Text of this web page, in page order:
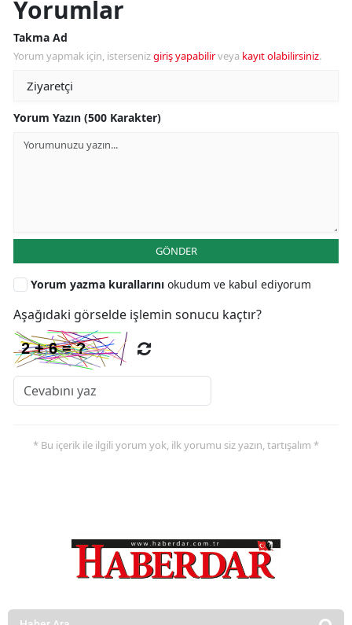
Yorumlar
Takma Ad
Yorum yapmak için, istersenizgiriş yapabilirveya kayıt olabilirsiniz.
Yorum Yazın (500 Karakter)
GÖNDER
Yorum yazma kurallarını okudum ve kabul ediyorum
Aşağıdaki görselde işlemin sonucu kaçtır?
* Bu içerik ile ilgili yorum yok, ilk yorumu siz yazın, tartışalım *